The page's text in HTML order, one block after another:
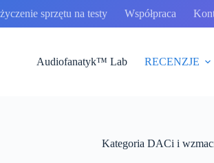
sprzętu na testy Współpraca
Audiofanatyk™ Lab RECENZJE
Kategoria DACi i